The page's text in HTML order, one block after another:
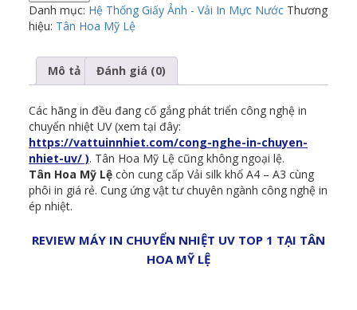
Danh mục: Hệ Thống Giấy Ảnh - Vải In Mực Nước Thương
hiệu: Tân Hoa Mỹ Lệ
Mô tả Đánh giá (0)
Các hãng in đều đang cố gắng phát triển công nghệ in
chuyển nhiệt UV (xem tại đây:
https://vattuinnhiet.com/cong-nghe-in-chuyen-
nhiet-uv/ ). Tân Hoa Mỹ Lệ cũng không ngoại lệ.
Tân Hoa Mỹ Lệ còn cung cấp Vải silk khổ A4 – A3 cùng
phôi in giá rẻ. Cung ứng vật tư chuyên ngành công nghệ in
ép nhiệt.
REVIEW MÁY IN CHUYỂN NHIỆT UV TOP 1 TẠI TÂN
HOA MỸ LỆ